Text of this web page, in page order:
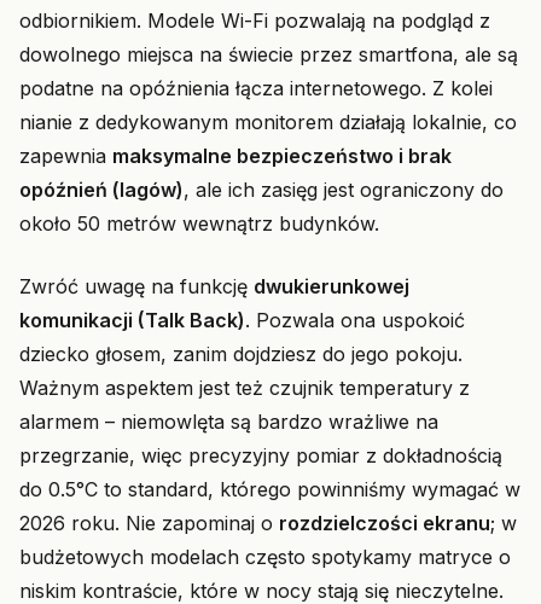
odbiornikiem. Modele Wi-Fi pozwalają na podgląd z
dowolnego miejsca na świecie przez smartfona, ale są
podatne na opóźnienia łącza internetowego. Z kolei
nianie z dedykowanym monitorem działają lokalnie, co
zapewnia maksymalne bezpieczeństwo i brak
opóźnień (lagów), ale ich zasięg jest ograniczony do
około 50 metrów wewnątrz budynków.
Zwróć uwagę na funkcję dwukierunkowej
komunikacji (Talk Back). Pozwala ona uspokoić
dziecko głosem, zanim dojdziesz do jego pokoju.
Ważnym aspektem jest też czujnik temperatury z
alarmem – niemowlęta są bardzo wrażliwe na
przegrzanie, więc precyzyjny pomiar z dokładnością
do 0.5°C to standard, którego powinniśmy wymagać w
2026 roku. Nie zapominaj o rozdzielczości ekranu; w
budżetowych modelach często spotykamy matryce o
niskim kontraście, które w nocy stają się nieczytelne.